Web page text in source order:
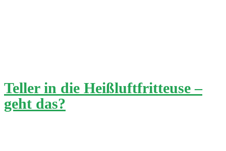
Teller in die Heißluftfritteuse –
geht das?